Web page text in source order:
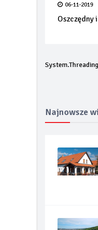
06-11-2019
Najnowsze